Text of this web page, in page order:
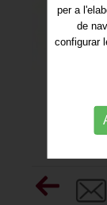
per a
de
configurar